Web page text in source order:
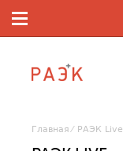
Главная РАЭК Live